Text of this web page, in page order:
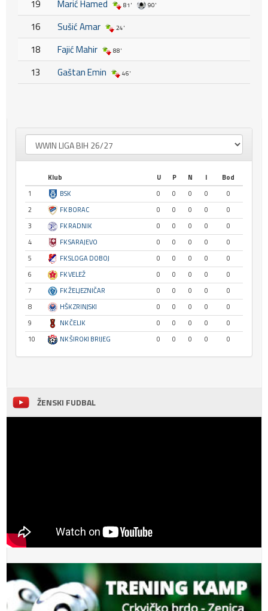
19 Marić Hamed 81' 90'
16 Sušić Amar 24'
18 Fajić Mahir 88'
13 Gaštan Emin 46'
Klub U P N I
Bod
1
BSK 0 0 0 0
0
2
FK BORAC 0 0 0 0
0
3
FK RADNIK 0 0 0 0
0
4
FK SARAJEVO 0 0 0 0
0
5
FK SLOGA DOBOJ 0 0 0 0
0
6
FK VELEŽ 0 0 0 0
0
7
FK ŽELJEZNIČAR 0 0 0 0
0
8
HŠK ZRINJSKI 0 0 0 0
0
9
NK ČELIK 0 0 0 0
0
10
NK ŠIROKI BRIJEG 0 0 0 0 0
ŽENSKI FUDBAL